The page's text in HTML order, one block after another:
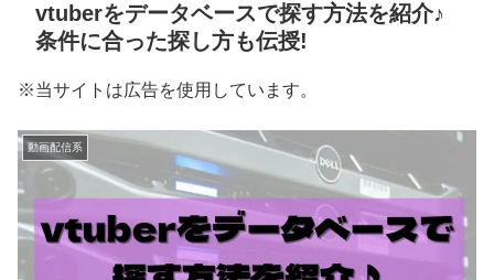
vtuberをデータベースで探す方法を紹介♪
条件に合った探し方も伝授!
※当サイトは広告を使用しています。
動画配信系